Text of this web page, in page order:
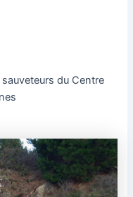
du Centre